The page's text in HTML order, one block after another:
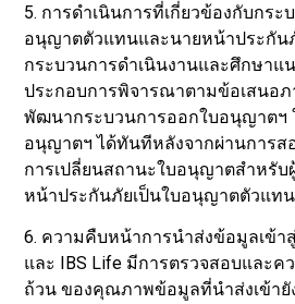
5. การดำเนินการที่เกี่ยวข้องกับกร
อนุญาตตัวแทนและนายหน้าประกั
กระบวนการดำเนินงานและศึกษาแ
ประกอบการพิจารณาตามข้อเสนอภ
พัฒนากระบวนการออกใบอนุญาตฯ
อนุญาตฯ ได้ทันทีหลังจากผ่านการส
การเปลี่ยนสถานะใบอนุญาตสำหรั
หน้าประกันภัยเป็นใบอนุญาตตัวแท
6. ความคืบหน้าการนำส่งข้อมูลเข้า
และ IBS Life มีการตรวจสอบและ
ถ้วน ของคุณภาพข้อมูลที่นำส่งเข้ายั